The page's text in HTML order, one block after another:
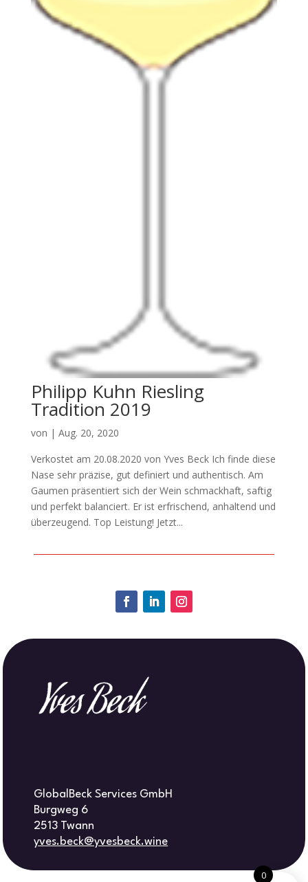
Philipp Kuhn Riesling
Tradition 2019
von | Aug. 20, 2020
Verkostet am 20.08.2020 von Yves Beck Ich finde diese
Nase sehr präzise, gut definiert und authentisch. Am
Gaumen präsentiert sich der Wein schmackhaft, saftig
und perfekt balanciert. Er ist erfrischend, anhaltend und
überzeugend. Top Leistung! Jetzt...
GlobalBeck Services GmbH
Burgweg 6
2513 Twann
yves.beck@yvesbeck.wine
0